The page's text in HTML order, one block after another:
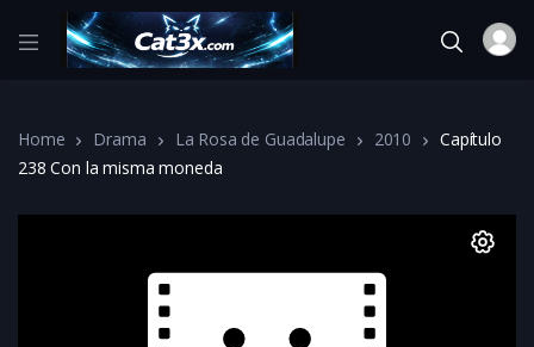
Home Drama La Rosa de Guadalupe 2010
Capítulo
238 Con la misma moneda